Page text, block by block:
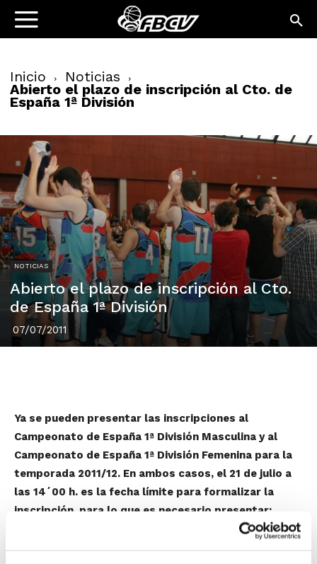
Inicio Noticias
Abierto el plazo de inscripción al Cto. de
España 1ª División
NOTICIAS
Abierto el plazo de inscripción al Cto.
de España 1ª División
07/07/2011
Ya se pueden presentar las inscripciones al
Campeonato de España 1ª División Masculina y al
Campeonato de España 1ª División Femenina para la
temporada 2011/12. En ambos casos, el 21 de julio a
las 14´00 h. es la fecha límite para formalizar la
inscripción, para lo que es necesario presentar: